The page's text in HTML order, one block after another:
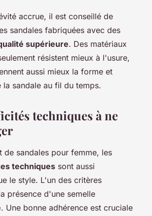
accrue, il est conseillé de
sandales fabriquées avec des
supérieure. Des matériaux
résistent mieux à l'usure,
aussi mieux la forme et
la sandale au fil du temps.
techniques à ne
de sandales pour femme, les
techniques sont aussi
le style. L'un des critères
présence d'une semelle
. Une bonne adhérence est cruciale